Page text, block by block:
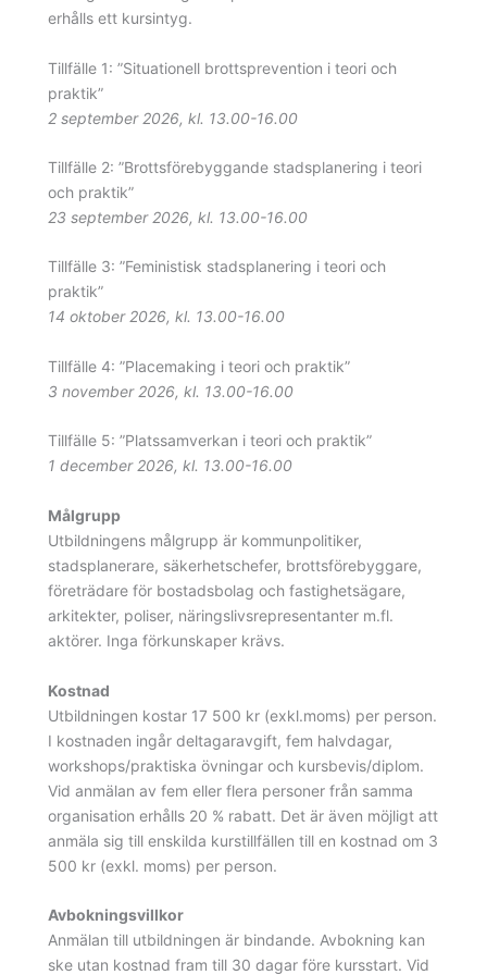
erhålls ett kursintyg.
Tillfälle 1: ”Situationell brottsprevention i teori och
praktik”
2 september 2026, kl. 13.00-16.00
Tillfälle 2: ”Brottsförebyggande stadsplanering i teori
och praktik”
23 september 2026, kl. 13.00-16.00
Tillfälle 3: ”Feministisk stadsplanering i teori och
praktik”
14 oktober 2026, kl. 13.00-16.00
Tillfälle 4: ”Placemaking i teori och praktik”
3 november 2026, kl. 13.00-16.00
Tillfälle 5: ”Platssamverkan i teori och praktik”
1 december 2026, kl. 13.00-16.00
Målgrupp
Utbildningens målgrupp är kommunpolitiker,
stadsplanerare, säkerhetschefer, brottsförebyggare,
företrädare för bostadsbolag och fastighetsägare,
arkitekter, poliser, näringslivsrepresentanter m.fl.
aktörer. Inga förkunskaper krävs.
Kostnad
Utbildningen kostar 17 500 kr (exkl.moms) per person.
I kostnaden ingår deltagaravgift, fem halvdagar,
workshops/praktiska övningar och kursbevis/diplom.
Vid anmälan av fem eller flera personer från samma
organisation erhålls 20 % rabatt. Det är även möjligt att
anmäla sig till enskilda kurstillfällen till en kostnad om 3
500 kr (exkl. moms) per person.
Avbokningsvillkor
Anmälan till utbildningen är bindande. Avbokning kan
ske utan kostnad fram till 30 dagar före kursstart. Vid